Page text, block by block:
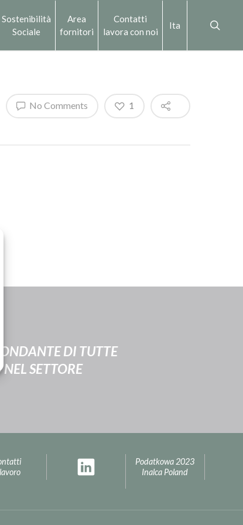
Sostenibilità
Sociale
Area
fornitori
Contatti
lavora con noi
Ita
No Comments 1
DI TUTTE
SETTORE
Podatkowa 2023
Inalca Poland